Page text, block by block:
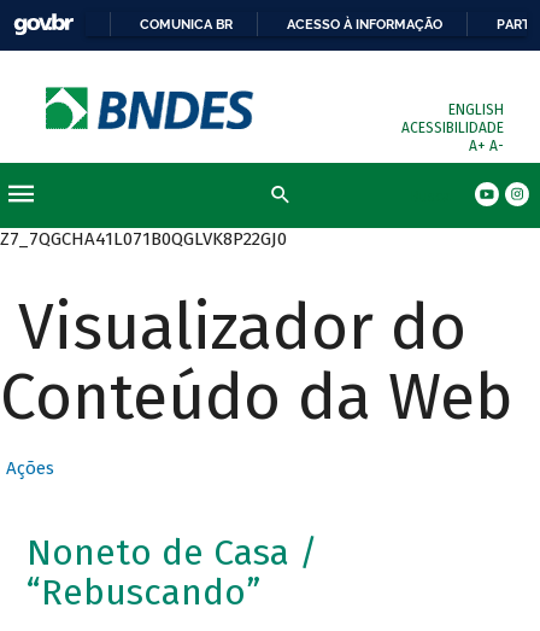
COMUNICA BR ACESSO À INFORMAÇÃO
ENGLISH
ACESSIBILIDADE
A+ A-
Z7_7QGCHA41L071B0QGLVK8P22GJ0
Visualizador do
Conteúdo da Web
Ações
Noneto de Casa /
“Rebuscando”